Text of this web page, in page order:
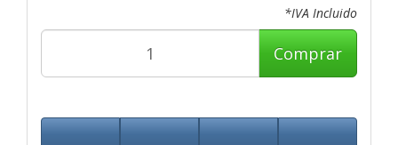
*IVA Incluido
Comprar